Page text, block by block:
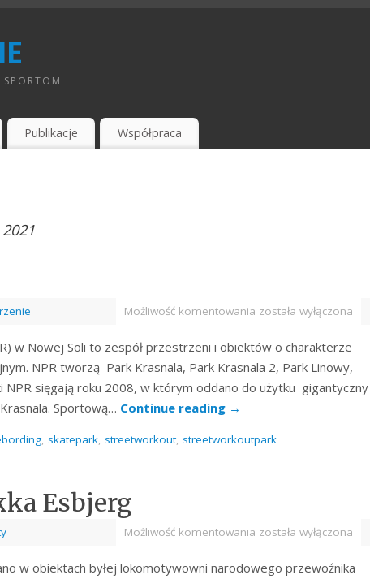
Publikacje Współpraca
Możliwość komentowania została wyłączona
w Nowej Soli to zespół przestrzeni i obiektów o charakterze
NPR tworzą Park Krasnala, Park Krasnala 2, Park Linowy,
NPR sięgają roku 2008, w którym oddano do użytku gigantyczny
Sportową… Continue reading →
, skatepark, streetworkout, streetworkoutpark
Esbjerg
Możliwość komentowania została wyłączona
w obiektach byłej lokomotywowni narodowego przewoźnika